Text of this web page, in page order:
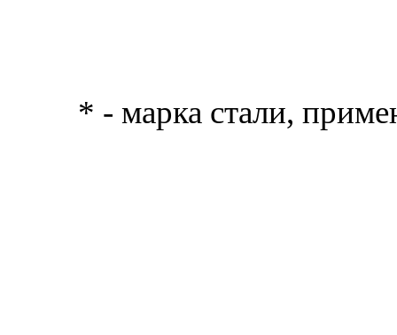
* - марка стали,